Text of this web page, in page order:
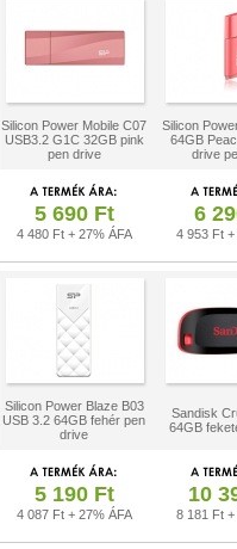
Silicon Power Mobile C07
USB3.2 G1C 32GB pink
pen drive
Silicon
64GB
drive
5 690 Ft
4 480 Ft + 27% ÁFA
6
4 953 Ft
Silicon Power Blaze B03
USB 3.2 64GB fehér pen
drive
Sandisk
64GB
5 190 Ft
4 087 Ft + 27% ÁFA
10
8 181 Ft